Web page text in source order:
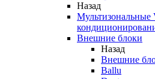
Назад
Внешние блоки
Назад
Внешние
Ballu